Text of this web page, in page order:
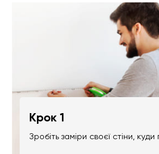
Крок 1
Зробіть заміри своєї стіни, куди